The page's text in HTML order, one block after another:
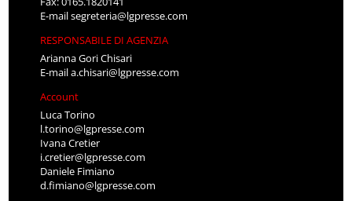
E-mailsegreteria@lgpresse.com
RESPONSABILE DI AGENZIA
Arianna Gori Chisari
E-maila.chisari@lgpresse.com
Account
Luca Torino
l.torino@lgpresse.com
Ivana Cretier
i.cretier@lgpresse.com
Daniele Fimiano
d.fimiano@lgpresse.com